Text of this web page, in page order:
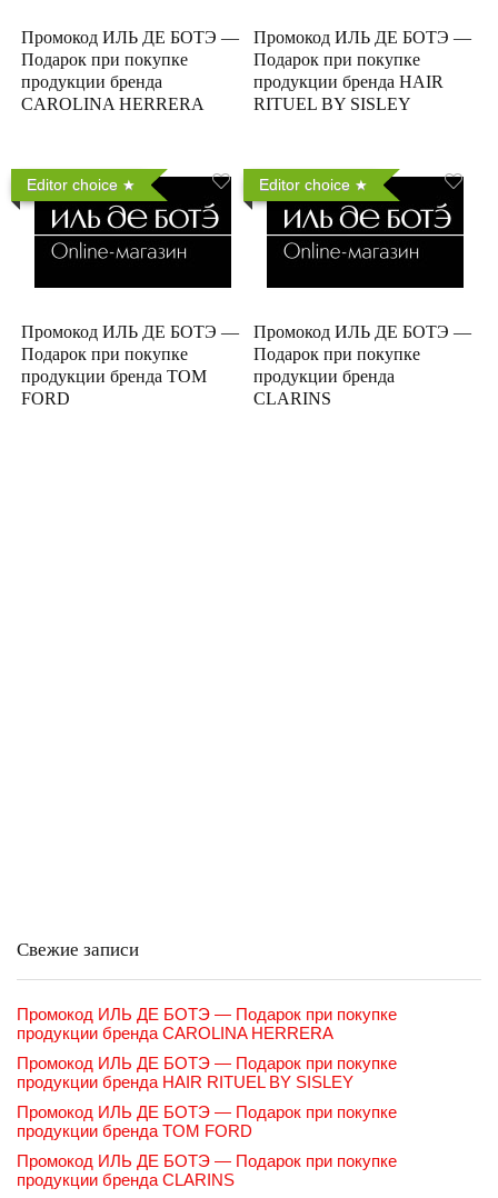
Промокод ИЛЬ ДЕ БОТЭ —
Подарок при покупке
продукции бренда
CAROLINA HERRERA
Промокод ИЛЬ ДЕ БОТЭ —
Подарок при покупке
продукции бренда HAIR
RITUEL BY SISLEY
Editor choice
Промокод ИЛЬ ДЕ БОТЭ —
Подарок при покупке
продукции бренда TOM
FORD
Editor choice
Промокод ИЛЬ ДЕ БОТЭ —
Подарок при покупке
продукции бренда
CLARINS
Свежие записи
Промокод ИЛЬ ДЕ БОТЭ — Подарок при покупке
продукции бренда CAROLINA HERRERA
Промокод ИЛЬ ДЕ БОТЭ — Подарок при покупке
продукции бренда HAIR RITUEL BY SISLEY
Промокод ИЛЬ ДЕ БОТЭ — Подарок при покупке
продукции бренда TOM FORD
Промокод ИЛЬ ДЕ БОТЭ — Подарок при покупке
продукции бренда CLARINS